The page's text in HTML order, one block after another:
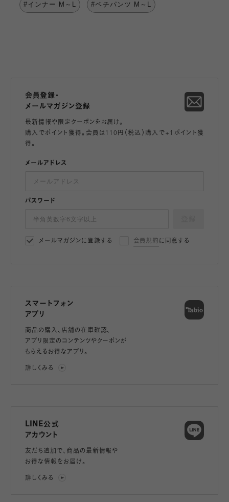
#インナー M～L #ペチパンツ M～L
会員登録・
メールマガジン登録
最新情報や限定クーポンをお届け。
購入でポイント獲得。会員は110円（税込）購入で+1ポイント獲
得。
メールアドレス
パスワード
メールマガジンに登録する 会員規約 に同意する
スマートフォン
アプリ
商品の購入、店舗の在庫確認、
アプリ限定のコンテンツやクーポンが
もらえるお得なアプリ。
詳しくみる
LINE公式
アカウント
友だち追加で、 商品の最新情報や
お得な情報をお届け。
詳しくみる